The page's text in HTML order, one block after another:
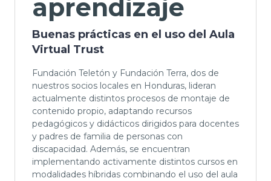
Cursos Abiertos 2026
VISA - Cómo crear un plan de
negocios
Descripción del curso: Este curso ofrece
información aplicable y práctica para e...
aprendizaje
Buenas prácticas en el uso del Aula
Virtual Trust
Fundación Teletón y Fundación Terra, dos de
nuestros socios locales en Honduras, lideran
actualmente distintos procesos de montaje de
contenido propio, adaptando recursos
pedagógicos y didácticos dirigidos para docentes
y padres de familia de personas con
discapacidad. Además, se encuentran
implementando activamente distintos cursos en
modalidades híbridas combinando el uso del aula